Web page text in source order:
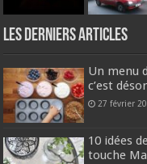
Les derniers articles
Un menu
c’est
27 février
10 idées
touche